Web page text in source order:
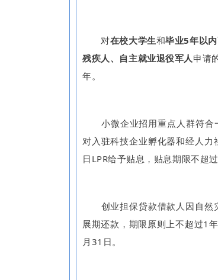
对在校大学生和毕业5年以
残疾人、自主就业退役军人申请
年。
小微企业招用重点人群符合
对入驻科技企业孵化器和经人
日LPR给予贴息，贴息期限不超过
创业担保贷款借款人因自然
展期还款，期限原则上不超过1
月31日。